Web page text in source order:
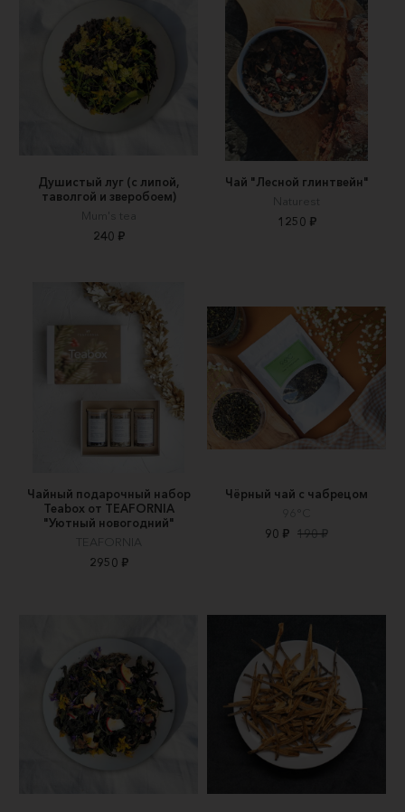
Душистый луг (с липой,
таволгой и зверобоем)
Mum's tea
240 ₽
Чай "Лесной глинтвейн"
Naturest
1250 ₽
Чайный подарочный набор
Teabox от TEAFORNIA
"Уютный новогодний"
TEAFORNIA
2950 ₽
Чёрный чай с чабрецом
90 ₽ 190 ₽